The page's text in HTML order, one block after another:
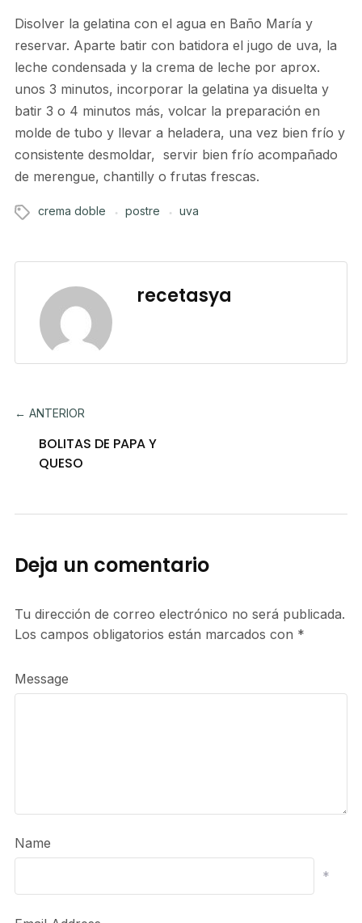
Disolver la gelatina con el agua en Baño María y
reservar. Aparte batir con batidora el jugo de uva, la
leche condensada y la crema de leche por aprox.
unos 3 minutos, incorporar la gelatina ya disuelta y
batir 3 o 4 minutos más, volcar la preparación en
molde de tubo y llevar a heladera, una vez bien frío y
consistente desmoldar, servir bien frío acompañado
de merengue, chantilly o frutas frescas.
crema doble postre uva
recetasya
← ANTERIOR
BOLITAS DE PAPA Y
QUESO
Deja un comentario
Tu dirección de correo electrónico no será publicada.
Los campos obligatorios están marcados con *
Message
Name
*